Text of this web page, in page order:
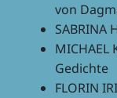
von
SABRINA
MICHAEL
Gedichte
FLORIN